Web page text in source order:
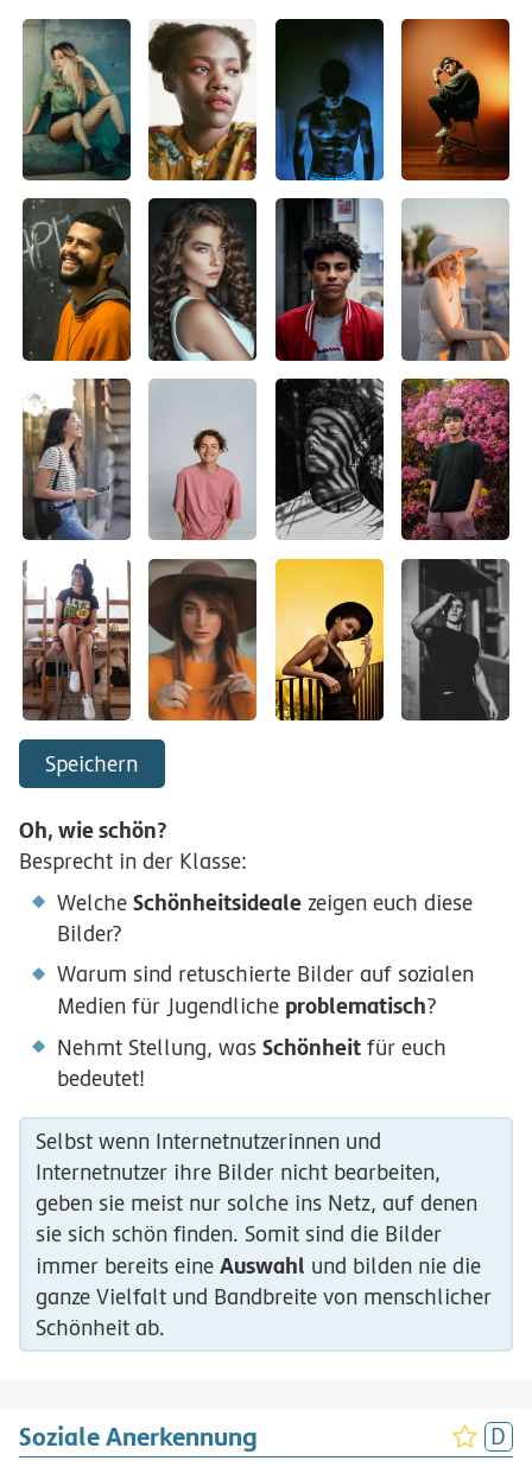
Speichern
Oh, wie schön?
Besprecht in der Klasse:
Welche Schönheitsideale zeigen euch diese
Bilder?
Warum sind retuschierte Bilder auf sozialen
Medien für Jugendliche problematisch?
Nehmt Stellung, was Schönheit für euch
bedeutet!
Selbst wenn Internetnutzerinnen und
Internetnutzer ihre Bilder nicht bearbeiten,
geben sie meist nur solche ins Netz, auf denen
sie sich schön finden. Somit sind die Bilder
immer bereits eine Auswahl und bilden nie die
ganze Vielfalt und Bandbreite von menschlicher
Schönheit ab.
Soziale Anerkennung